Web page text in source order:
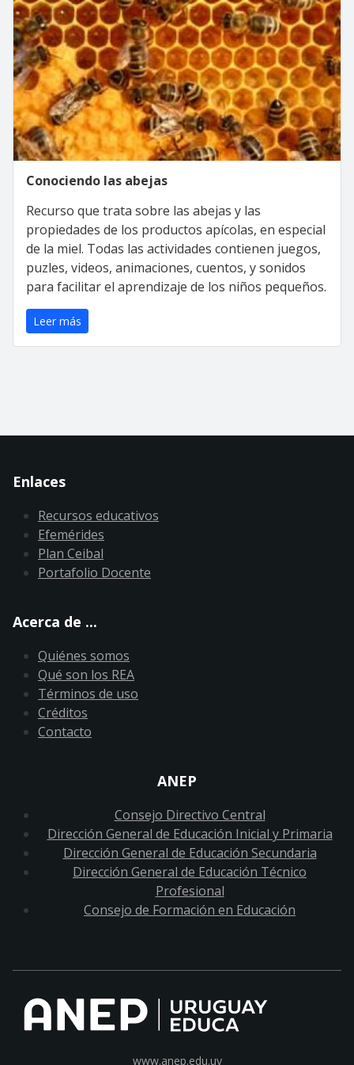
Conociendo las abejas
Recurso que trata sobre las abejas y las
propiedades de los productos apícolas, en especial
de la miel. Todas las actividades contienen juegos,
puzles, videos, animaciones, cuentos, y sonidos
para facilitar el aprendizaje de los niños pequeños.
Leer más
Enlaces
Recursos educativos
Efemérides
Plan Ceibal
Portafolio Docente
Acerca de ...
Quiénes somos
Qué son los REA
Términos de uso
Créditos
Contacto
ANEP
Consejo Directivo Central
Dirección General de Educación Inicial y Primaria
Dirección General de Educación Secundaria
Dirección General de Educación Técnico
Profesional
Consejo de Formación en Educación
www.anep.edu.uy